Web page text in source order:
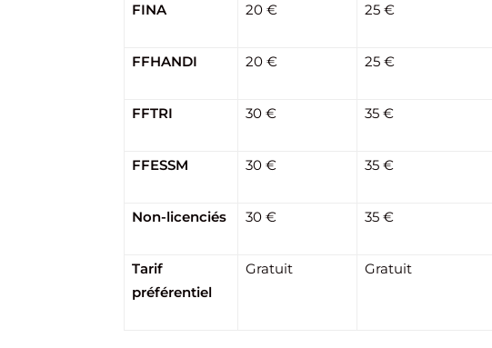
FINA 20 € 25 €
FFHANDI 20 € 25 €
FFTRI 30 € 35 €
FFESSM 30 € 35 €
Non-licenciés 30 € 35 €
Tarif
préférentiel
Gratuit Gratuit